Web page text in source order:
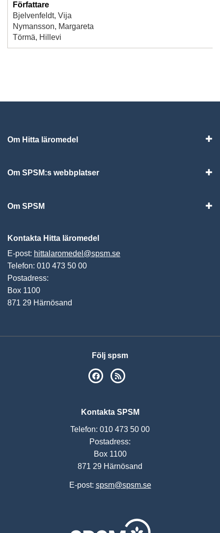
Författare
Bjelvenfeldt, Vija
Nymansson, Margareta
Törmä, Hillevi
Om Hitta läromedel
Om SPSM:s webbplatser
Om SPSM
Kontakta Hitta läromedel
E-post: hittalaromedel@spsm.se
Telefon: 010 473 50 00
Postadress:
Box 1100
871 29 Härnösand
Följ spsm
SPSM på Facebook
Kontakta SPSM
Telefon: 010 473 50 00
Postadress:
Box 1100
871 29 Härnösand
E-post: spsm@spsm.se